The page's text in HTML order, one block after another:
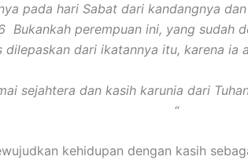
pada hari Sabat dari kandangnya
Bukankah perempuan ini, yang sudah
dilepaskan dari ikatannya itu, karena ia
sejahtera dan kasih karunia dari
“
kehidupan dengan kasih sebagai